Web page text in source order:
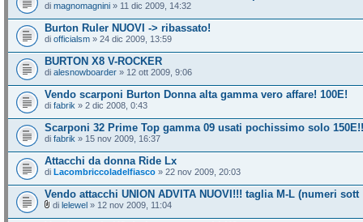
di magnomagnini » 11 dic 2009, 14:32
Burton Ruler NUOVI -> ribassato!
di officialsm » 24 dic 2009, 13:59
BURTON X8 V-ROCKER
di alesnowboarder » 12 ott 2009, 9:06
Vendo scarponi Burton Donna alta gamma vero affare! 100E!
di fabrik » 2 dic 2008, 0:43
Scarponi 32 Prime Top gamma 09 usati pochissimo solo 150E!!
di fabrik » 15 nov 2009, 16:37
Attacchi da donna Ride Lx
di Lacombriccoladelfiasco » 22 nov 2009, 20:03
Vendo attacchi UNION ADVITA NUOVI!!! taglia M-L (numeri sott
di lelewel » 12 nov 2009, 11:04